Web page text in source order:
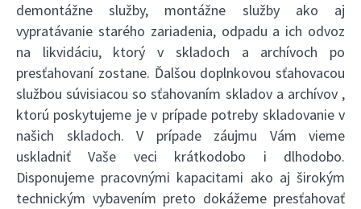
demontážne služby, montážne služby ako aj
vypratávanie starého zariadenia, odpadu a ich odvoz
na likvidáciu, ktorý v skladoch a archívoch po
presťahovaní zostane. Ďalšou doplnkovou sťahovacou
službou súvisiacou so sťahovaním skladov a archívov ,
ktorú poskytujeme je v prípade potreby skladovanie v
našich skladoch. V prípade záujmu Vám vieme
uskladniť Vaše veci krátkodobo i dlhodobo.
Disponujeme pracovnými kapacitami ako aj širokým
technickým vybavením preto dokážeme presťahovať